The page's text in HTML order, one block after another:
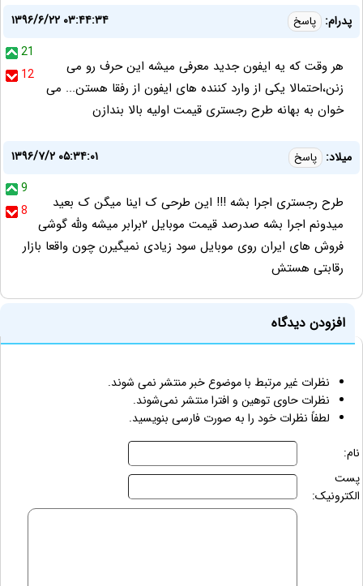
پدرام: پاسخ
۱۳۹۶/۶/۲۲ ۰۳:۴۴:۳۴
21
12
هر وقت که یه ایفون جدید معرفی میشه این حرف رو‌ می
زنن،احتمالا یکی از وارد کننده های ایفون از رفقا هستن... می
خوان به بهانه طرح رجستری قیمت اولیه بالا بندازن
میلاد: پاسخ
۱۳۹۶/۷/۲ ۰۵:۳۴:۰۱
9
8
طرح رجستری اجرا بشه !!! این طرحی ک اینا میگن ک بعید
میدونم اجرا بشه صدرصد قیمت موبایل ۲برابر میشه ولله گوشی
فروش های ایران روی موبایل سود زیادی نمیگیرن چون واقعا بازار
رقابتی هستش
افزودن دیدگاه
نظرات غیر مرتبط با موضوع خبر منتشر نمی شوند.
نظرات حاوی توهین و افترا منتشر نمی‌شوند.
لطفاً نظرات خود را به صورت فارسی بنویسید.
نام:
پست
الکترونیک: